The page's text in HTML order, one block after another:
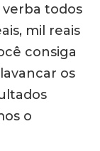
todos
mil reais
consiga
os
o